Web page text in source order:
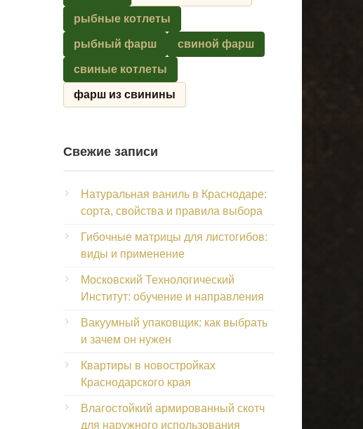
рыбные котлеты
рыбный фарш свиной фарш
свиные котлеты
фарш из свинины
Свежие записи
Натуральная ваниль в Краснодаре:
сорта, свойства и правила выбора
Гибочные матрицы для листогибов:
виды и применение
Московский Технологический
Институт: обучение и направления
Вакуумный упаковщик: как выбрать
и зачем он нужен
Квартиры в новостройках
Краснодарского края
Влагостойкий армированный скотч
для наружного использования